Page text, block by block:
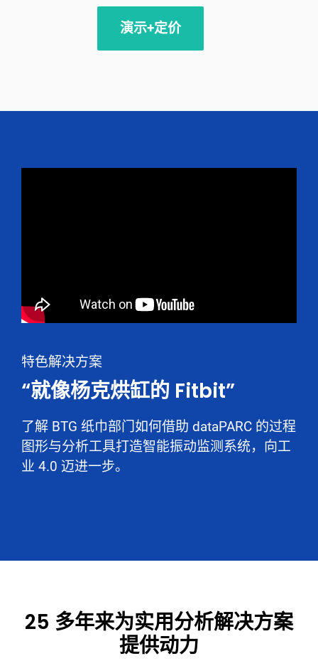
演示+定价
特色解决方案
“就像杨克烘缸的 Fitbit”
了解 BTG 纸巾部门如何借助 dataPARC 的过程
图形与分析工具打造智能振动监测系统，向工
业 4.0 迈进一步。
25 多年来为实用分析解决方案
提供动力